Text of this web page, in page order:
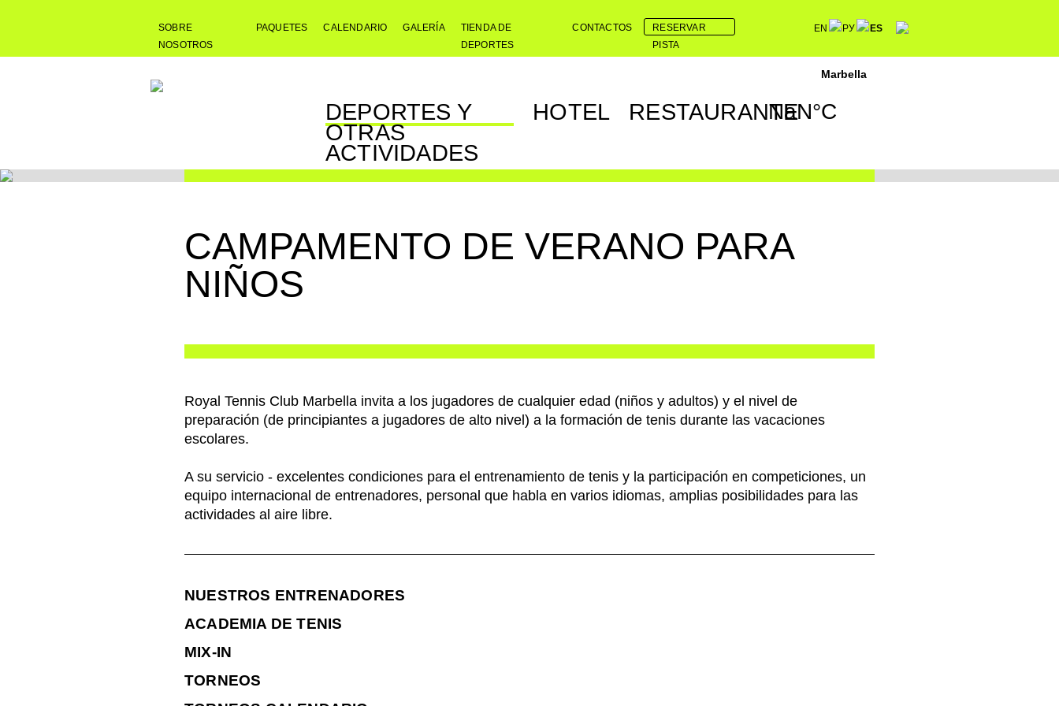
SOBRE
NOSOTROS
PAQUETES CALENDARIO GALERÍA
TIENDA DE
DEPORTES
CONTACTOS
RESERVAR
PISTA
EN РУ ES
DEPORTES Y
OTRAS
ACTIVIDADES
HOTEL RESTAURANTE
CAMPAMENTO DE VERANO PARA
NIÑOS
Royal Tennis Club Marbella invita a los jugadores de cualquier edad (niños y adultos) y el nivel de
preparación (de principiantes a jugadores de alto nivel) a la formación de tenis durante las vacaciones
escolares.
A su servicio - excelentes condiciones para el entrenamiento de tenis y la participación en competiciones, un
equipo internacional de entrenadores, personal que habla en varios idiomas, amplias posibilidades para las
actividades al aire libre.
NUESTROS ENTRENADORES
ACADEMIA DE TENIS
MIX-IN
TORNEOS